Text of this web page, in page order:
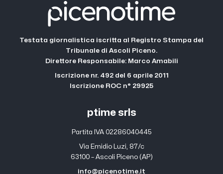
Testata giornalistica iscritta al Registro Stampa del
Tribunale di Ascoli Piceno.
Direttore Responsabile: Marco Amabili
Iscrizione nr. 492 del 6 aprile 2011
Iscrizione ROC n° 29925
ptime srls
Partita IVA 02286040445
Via Emidio Luzi, 87/c
63100 – Ascoli Piceno (AP)
info@picenotime.it